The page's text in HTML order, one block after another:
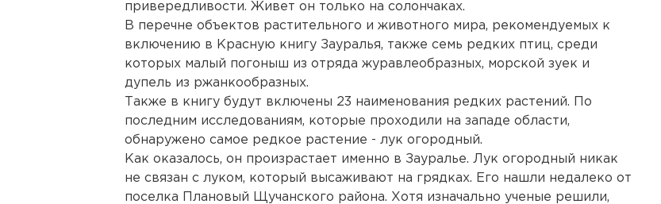
привередливости. Живет он только на солончаках.
В перечне объектов растительного и животного мира, рекомендуемых к
включению в Красную книгу Зауралья, также семь редких птиц, среди
которых малый погоныш из отряда журавлеобразных, морской зуек и
дупель из ржанкообразных.
Также в книгу будут включены 23 наименования редких растений. По
последним исследованиям, которые проходили на западе области,
обнаружено самое редкое растение - лук огородный.
Как оказалось, он произрастает именно в Зауралье. Лук огородный никак
не связан с луком, который высаживают на грядках. Его нашли недалеко от
поселка Плановый Щучанского района. Хотя изначально ученые решили,